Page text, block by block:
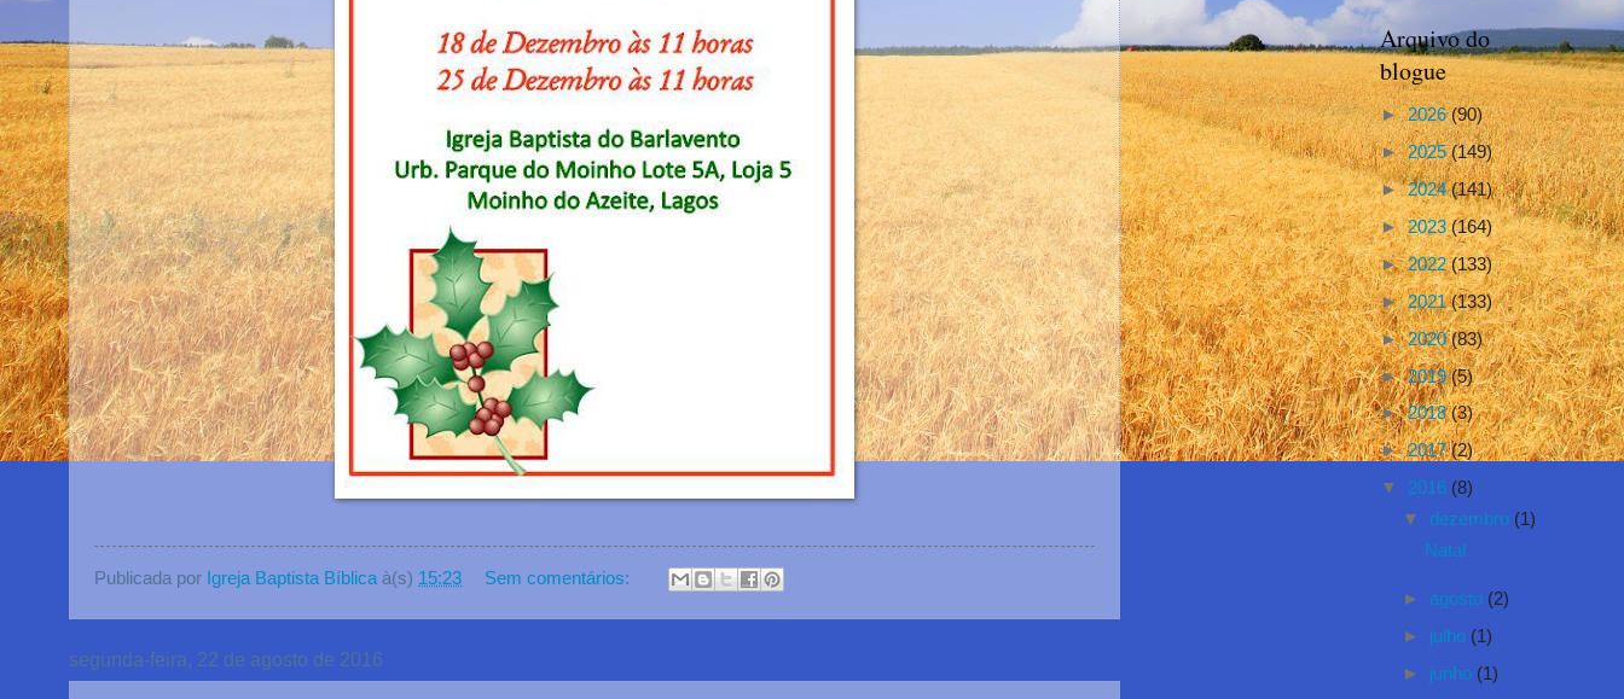
Publicada por Igreja Baptista Bíblica à(s) 15:23 Sem comentários:
segunda-feira, 22 de agosto de 2016
Arquivo do
blogue
►2026(90)
►2025(149)
►2024(141)
►2023(164)
►2022(133)
►2021(133)
►2020(83)
►2019(5)
►2018(3)
►2017(2)
▼ 2016 (8)
▼ dezembro (1)
Natal
► agosto (2)
► julho (1)
► junho (1)